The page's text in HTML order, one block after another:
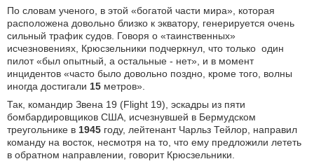
По словам ученого, в этой «богатой части мира», которая
расположена довольно близко к экватору, генерируется очень
сильный трафик судов. Говоря о «таинственных»
исчезновениях, Крюсзельники подчеркнул, что только один
пилот «был опытный, а остальные - нет», и в момент
инцидентов «часто было довольно поздно, кроме того, волны
иногда достигали 15 метров».
Так, командир Звена 19 (Flight 19), эскадры из пяти
бомбардировщиков США, исчезнувшей в Бермудском
треугольнике в 1945 году, лейтенант Чарльз Тейлор, направил
команду на восток, несмотря на то, что ему предложили лететь
в обратном направлении, говорит Крюсзельники.